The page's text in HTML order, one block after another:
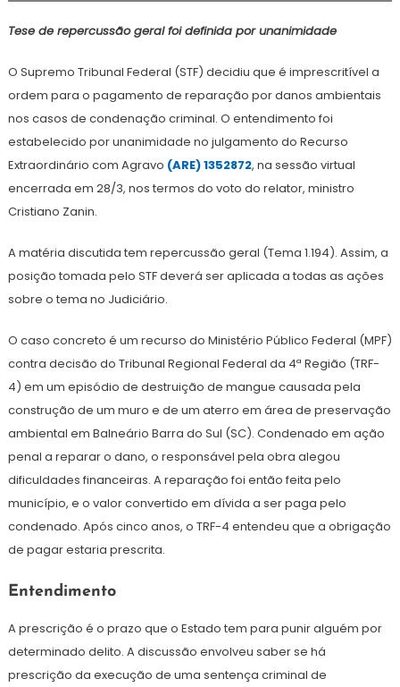
2025
Tese de repercussão geral foi definida por unanimidade
O Supremo Tribunal Federal (STF) decidiu que é imprescritível a
ordem para o pagamento de reparação por danos ambientais
nos casos de condenação criminal. O entendimento foi
estabelecido por unanimidade no julgamento do Recurso
Extraordinário com Agravo (ARE) 1352872, na sessão virtual
encerrada em 28/3, nos termos do voto do relator, ministro
Cristiano Zanin.
A matéria discutida tem repercussão geral (Tema 1.194). Assim, a
posição tomada pelo STF deverá ser aplicada a todas as ações
sobre o tema no Judiciário.
O caso concreto é um recurso do Ministério Público Federal (MPF)
contra decisão do Tribunal Regional Federal da 4ª Região (TRF-
4) em um episódio de destruição de mangue causada pela
construção de um muro e de um aterro em área de preservação
ambiental em Balneário Barra do Sul (SC). Condenado em ação
penal a reparar o dano, o responsável pela obra alegou
dificuldades financeiras. A reparação foi então feita pelo
município, e o valor convertido em dívida a ser paga pelo
condenado. Após cinco anos, o TRF-4 entendeu que a obrigação
de pagar estaria prescrita.
Entendimento
A prescrição é o prazo que o Estado tem para punir alguém por
determinado delito. A discussão envolveu saber se há
prescrição da execução de uma sentença criminal de